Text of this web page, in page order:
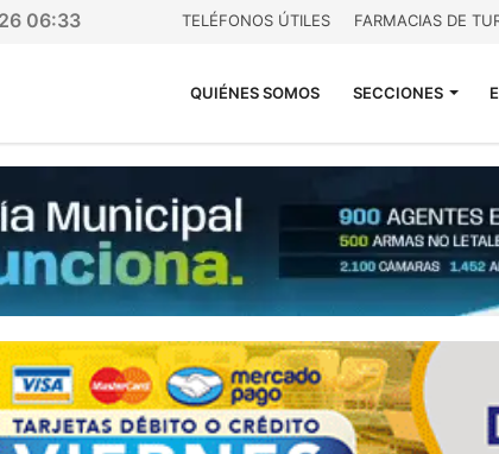
06:33 TELÉFONOS ÚTILES FARMACIAS DE
QUIÉNES SOMOS SECCIONES